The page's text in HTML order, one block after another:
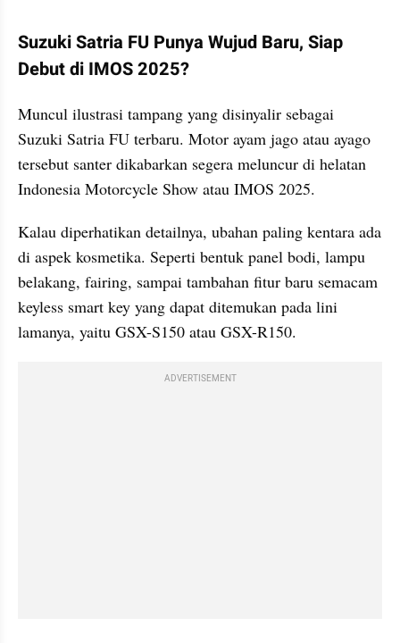
Suzuki Satria FU Punya Wujud Baru, Siap
Debut di IMOS 2025?
Muncul ilustrasi tampang yang disinyalir sebagai
Suzuki Satria FU terbaru. Motor ayam jago atau ayago
tersebut santer dikabarkan segera meluncur di helatan
Indonesia Motorcycle Show atau IMOS 2025.
Kalau diperhatikan detailnya, ubahan paling kentara ada
di aspek kosmetika. Seperti bentuk panel bodi, lampu
belakang, fairing, sampai tambahan fitur baru semacam
keyless smart key yang dapat ditemukan pada lini
lamanya, yaitu GSX-S150 atau GSX-R150.
ADVERTISEMENT